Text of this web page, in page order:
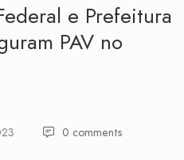
e Prefeitura
PAV no
0 comments